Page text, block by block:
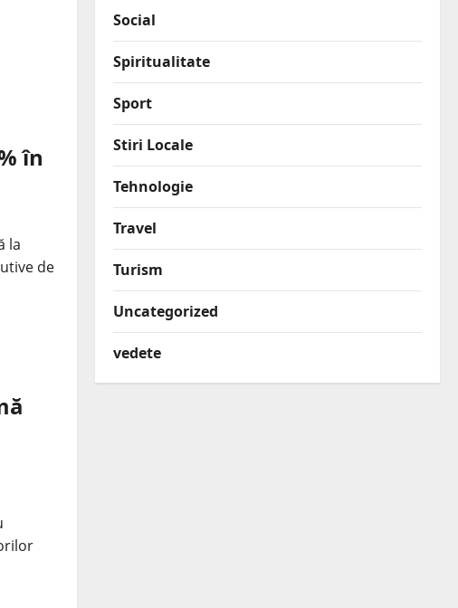
în
la
de
Social
Spiritualitate
Sport
Stiri Locale
Tehnologie
Travel
Turism
Uncategorized
vedete